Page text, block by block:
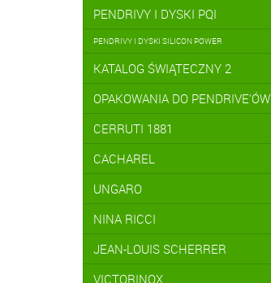
PENDRIVY I DYSKI PQI
PENDRIVY I DYSKI SILICON POWER
KATALOG ŚWIĄTECZNY 2
OPAKOWANIA DO PENDRIVE'ÓW
CERRUTI 1881
CACHAREL
UNGARO
NINA RICCI
JEAN-LOUIS SCHERRER
VICTORINOX